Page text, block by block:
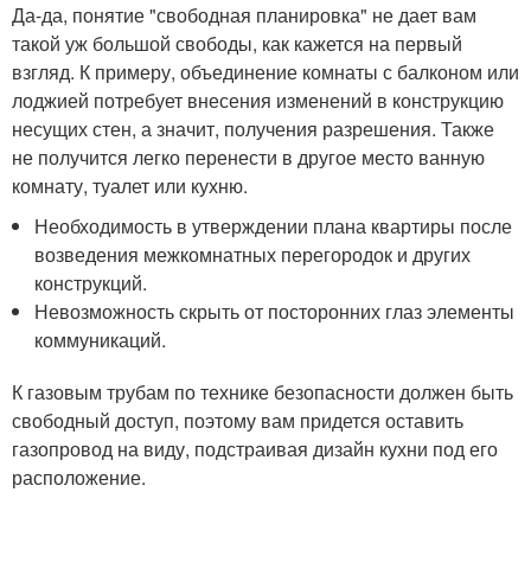
Да-да, понятие "свободная планировка" не дает вам
такой уж большой свободы, как кажется на первый
взгляд. К примеру, объединение комнаты с балконом или
лоджией потребует внесения изменений в конструкцию
несущих стен, а значит, получения разрешения. Также
не получится легко перенести в другое место ванную
комнату, туалет или кухню.
Необходимость в утверждении плана квартиры после
возведения межкомнатных перегородок и других
конструкций.
Невозможность скрыть от посторонних глаз элементы
коммуникаций.
К газовым трубам по технике безопасности должен быть
свободный доступ, поэтому вам придется оставить
газопровод на виду, подстраивая дизайн кухни под его
расположение.